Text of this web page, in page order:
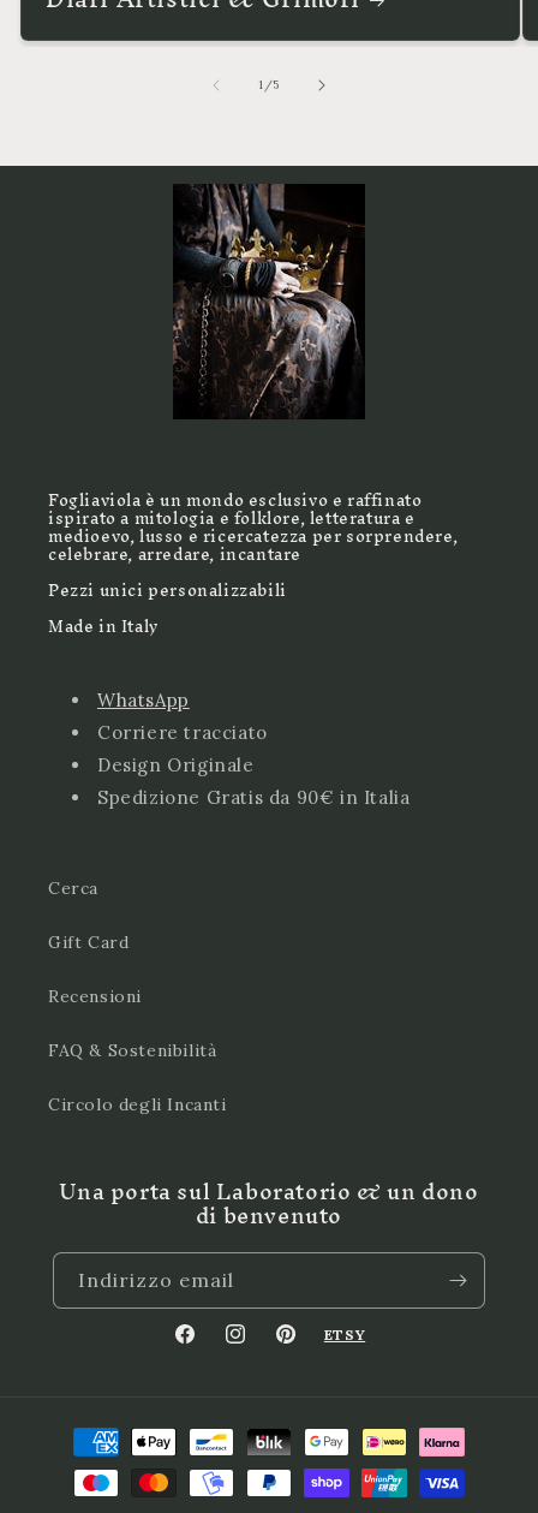
1 /su5
Fogliaviola è un mondo esclusivo e raffinato
ispirato a mitologia e folklore, letteratura e
medioevo, lusso e ricercatezza per sorprendere,
celebrare, arredare, incantare
Pezzi unici personalizzabili
Made in Italy
WhatsApp
Corriere tracciato
Design Originale
Spedizione Gratis da 90€ in Italia
Cerca
Gift Card
Recensioni
FAQ & Sostenibilità
Circolo degli Incanti
Una porta sul Laboratorio & un dono
di benvenuto
Indirizzo email
FacebookInstagramPinterest
ETSY
Metodi
pagamento